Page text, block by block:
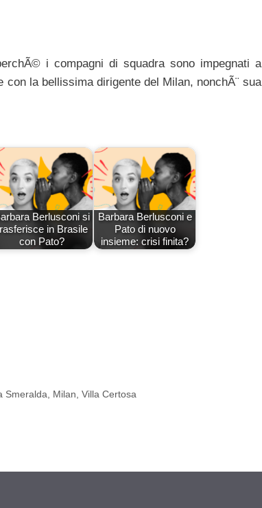
i compagni di squadra sono impegnati a
con la bellissima dirigente del Milan, nonchÃ¨ sua
Berlusconi si
in Brasile
con Pato?
Barbara Berlusconi e
Pato di nuovo
insieme: crisi finita?
Smeralda Milan ,Villa Certosa